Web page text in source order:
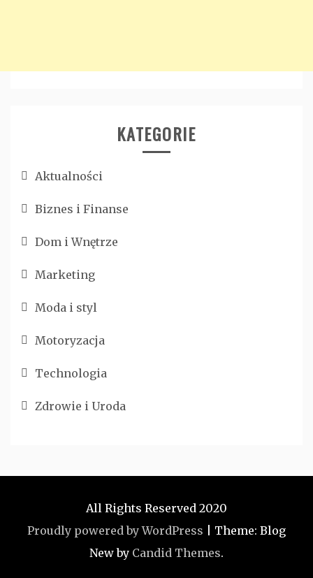
KATEGORIE
Aktualności
Biznes i Finanse
Dom i Wnętrze
Marketing
Moda i styl
Motoryzacja
Technologia
Zdrowie i Uroda
All Rights Reserved 2020
Proudly powered by WordPress
Theme: Blog
New by Candid Themes.